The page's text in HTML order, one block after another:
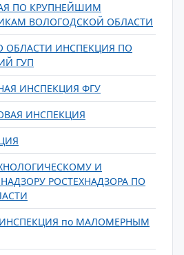
ПО КРУПНЕЙШИМ
ВОЛОГОДСКОЙ ОБЛАСТИ
ОБЛАСТИ ИНСПЕКЦИЯ ПО
ГУП
ИНСПЕКЦИЯ ФГУ
ИНСПЕКЦИЯ
И
РОСТЕХНАДЗОРА ПО
ИНСПЕКЦИЯ по МАЛОМЕРНЫМ